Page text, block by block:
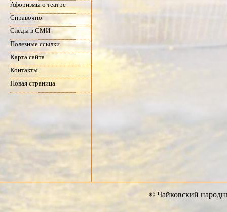
Афоризмы о театре
Справочно
Следы в СМИ
Полезные ссылки
Карта сайта
Контакты
Новая страница
© Чайковский